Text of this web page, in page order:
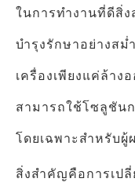
ในการทำงานที่ดีสิ่
บำรุงรักษาอย่างสม่
เครื่องเพียงแค่ล้า
สามารถใช้โซลูชัน
โดยเฉพาะสำหรับผู้
สิ่งสำคัญคือการเป